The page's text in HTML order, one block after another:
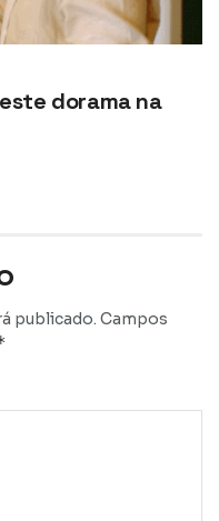
dorama na
publicado. Campos